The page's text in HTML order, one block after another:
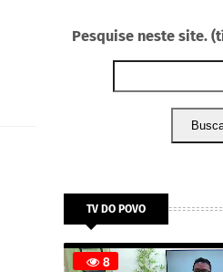
Pesquise neste site.
TV DO POVO